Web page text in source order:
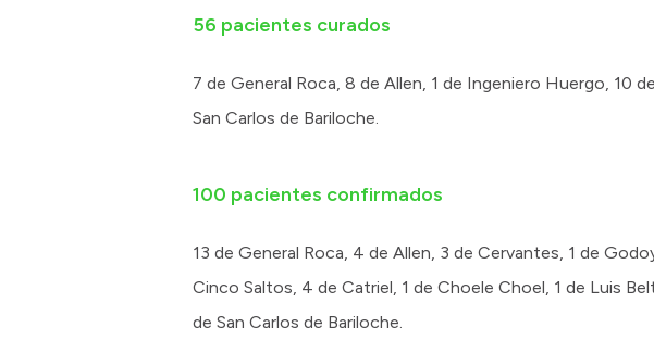
56 pacientes curados
7 de General Roca, 8 de Allen, 1 de Ingeniero Huergo, 10
San Carlos de Bariloche.
100 pacientes confirmados
13 de General Roca, 4 de Allen, 3 de Cervantes, 1 de
Cinco Saltos, 4 de Catriel, 1 de Choele Choel, 1 de Luis
de San Carlos de Bariloche.